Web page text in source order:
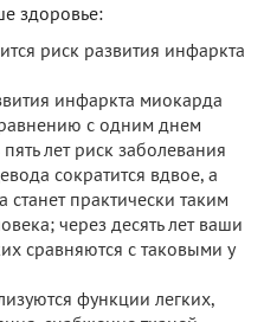
здоровье:
риск развития инфаркта
инфаркта миокарда
с одним днем
лет риск заболевания
сократится вдвое, а
станет практически таким
через десять лет ваши
сравняются с таковыми у
функции легких,